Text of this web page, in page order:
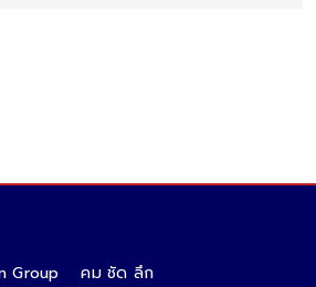
Group
คม ชัด ลึก